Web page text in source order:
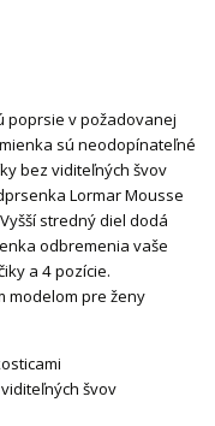
poprsie v požadovanej
sú neodopínateľné
bez viditeľných švov
Lormar Mousse
stredný diel dodá
odbremenia vaše
a 4 pozície.
modelom pre ženy
švov